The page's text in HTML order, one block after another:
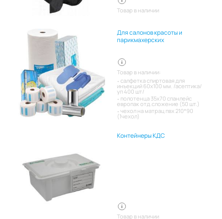
Товар в наличии
Для салонов красоты и
парикмахерских
Товар в наличии:
салфетка спиртовая для
инъекций 60х100 мм. /асептика/
уп 400 шт/
полотенца 35х70 спанлейс
европак отд.сложение (50 шт.)
чехол на матрац пвх 210*90
(1чехол)
Контейнеры КДС
Товар в наличии